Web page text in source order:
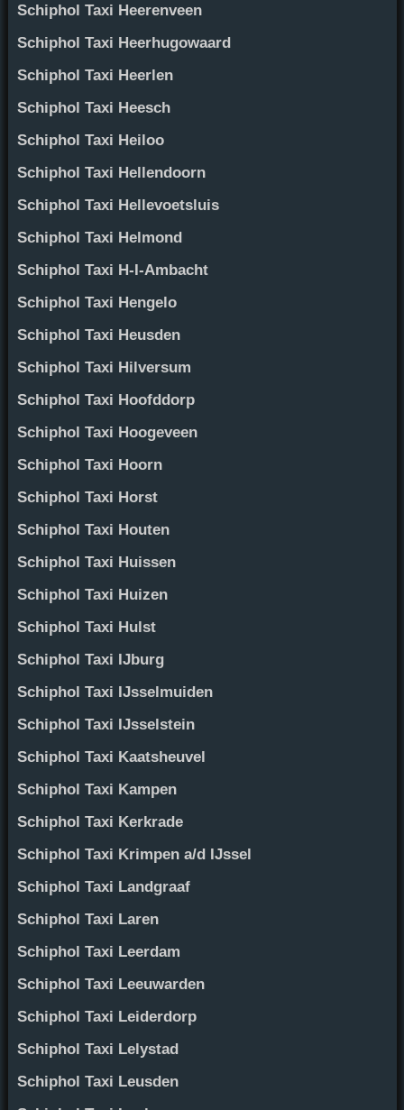
Schiphol Taxi Heerenveen
Schiphol Taxi Heerhugowaard
Schiphol Taxi Heerlen
Schiphol Taxi Heesch
Schiphol Taxi Heiloo
Schiphol Taxi Hellendoorn
Schiphol Taxi Hellevoetsluis
Schiphol Taxi Helmond
Schiphol Taxi H-I-Ambacht
Schiphol Taxi Hengelo
Schiphol Taxi Heusden
Schiphol Taxi Hilversum
Schiphol Taxi Hoofddorp
Schiphol Taxi Hoogeveen
Schiphol Taxi Hoorn
Schiphol Taxi Horst
Schiphol Taxi Houten
Schiphol Taxi Huissen
Schiphol Taxi Huizen
Schiphol Taxi Hulst
Schiphol Taxi IJburg
Schiphol Taxi IJsselmuiden
Schiphol Taxi IJsselstein
Schiphol Taxi Kaatsheuvel
Schiphol Taxi Kampen
Schiphol Taxi Kerkrade
Schiphol Taxi Krimpen a/d IJssel
Schiphol Taxi Landgraaf
Schiphol Taxi Laren
Schiphol Taxi Leerdam
Schiphol Taxi Leeuwarden
Schiphol Taxi Leiderdorp
Schiphol Taxi Lelystad
Schiphol Taxi Leusden